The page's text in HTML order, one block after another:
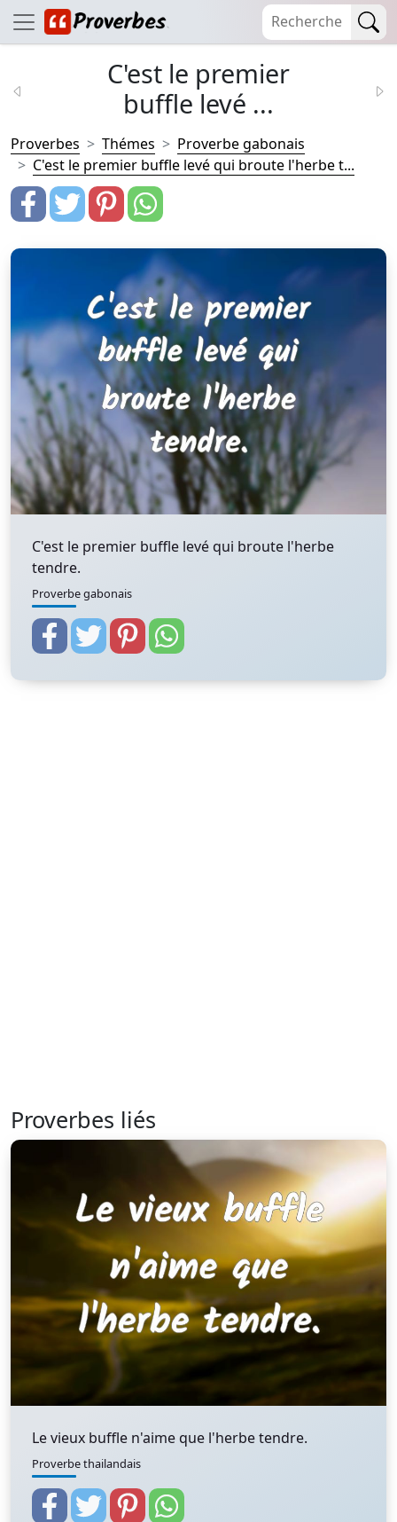
C'est le premier
buffle levé ...
Proverbes Thémes
Proverbe gabonais
C'est le premier buffle levé qui broute l'herbe t...
C'est le premier buffle levé qui broute l'herbe
tendre.
Proverbe gabonais
Proverbes liés
Le vieux buffle n'aime que l'herbe tendre.
Proverbe thailandais